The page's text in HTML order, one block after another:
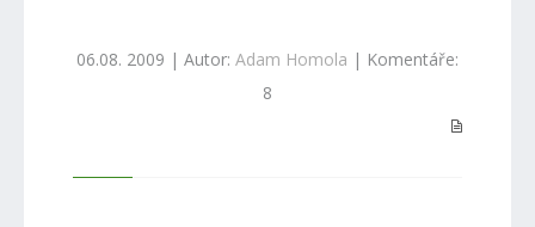
06.08. 2009 | Autor: Adam Homola | Komentáře:
8